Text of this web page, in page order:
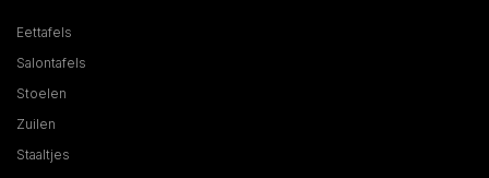
Eettafels
Salontafels
Stoelen
Zuilen
Staaltjes